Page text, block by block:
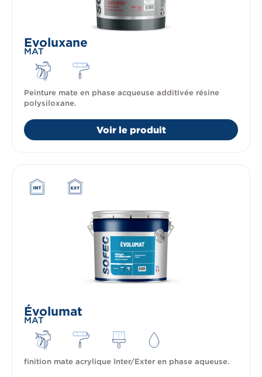
Evoluxane
MAT
Peinture mate en phase acqueuse additivée résine
polysiloxane.
Voir le produit
Évolumat
MAT
finition mate acrylique Inter/Exter en phase aqueuse.